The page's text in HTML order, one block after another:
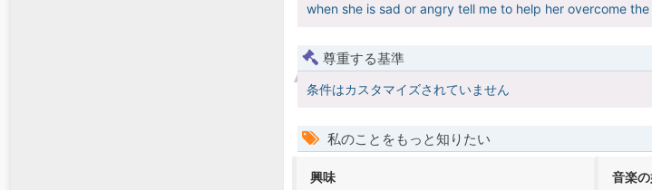
when she is sad or angry tell me to help her overcome
尊重する基準
条件はカスタマイズされていません
私のことをもっと知りたい
興味 音楽